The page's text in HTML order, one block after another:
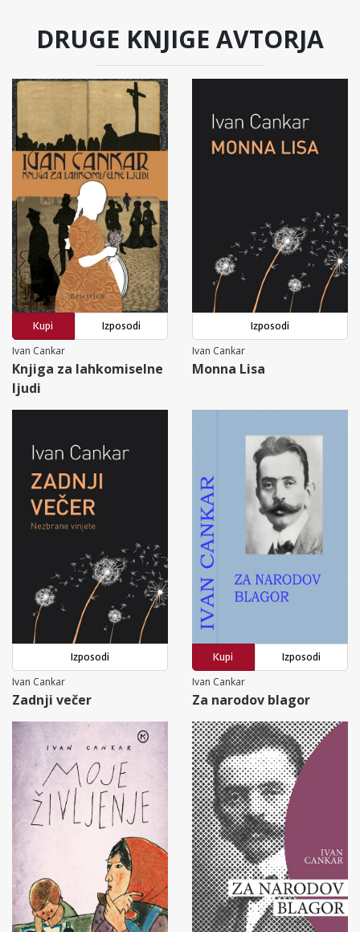
DRUGE KNJIGE AVTORJA
Kupi
Izposodi
Ivan Cankar
Knjiga za lahkomiselne
ljudi
Izposodi
Ivan Cankar
Monna Lisa
Izposodi
Ivan Cankar
Zadnji večer
Kupi
Izposodi
Ivan Cankar
Za narodov blagor